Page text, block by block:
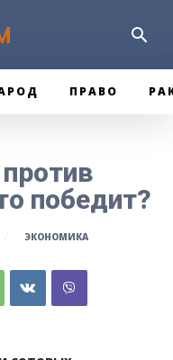
ПРАВО
победит?
ЭКОНОМИКА